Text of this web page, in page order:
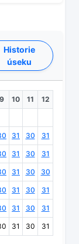
Historie
úseku
9 10 11 12
31 30 31
31 30 31
31 30 30
31 30 31
31 30 31
31 30 31